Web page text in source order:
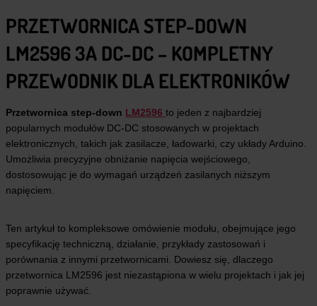
PRZETWORNICA STEP-DOWN
LM2596 3A DC-DC – KOMPLETNY
PRZEWODNIK DLA ELEKTRONIKÓW
Przetwornica step-down LM2596 to jeden z najbardziej
popularnych modułów DC-DC stosowanych w projektach
elektronicznych, takich jak zasilacze, ładowarki, czy układy Arduino.
Umożliwia precyzyjne obniżanie napięcia wejściowego,
dostosowując je do wymagań urządzeń zasilanych niższym
napięciem.
Ten artykuł to kompleksowe omówienie modułu, obejmujące jego
specyfikację techniczną, działanie, przykłady zastosowań i
porównania z innymi przetwornicami. Dowiesz się, dlaczego
przetwornica LM2596 jest niezastąpiona w wielu projektach i jak jej
poprawnie używać.